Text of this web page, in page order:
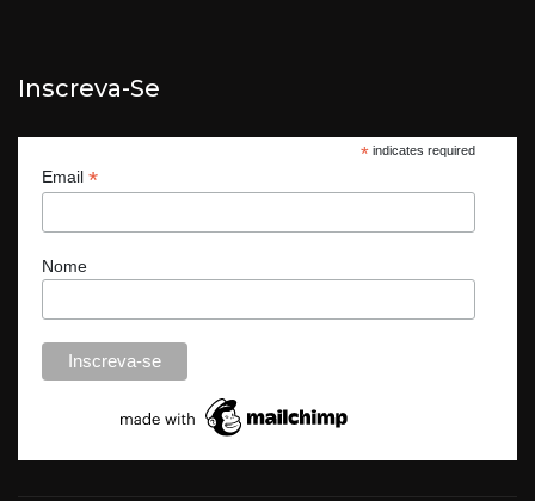
Inscreva-Se
*indicates required
Email *
Nome